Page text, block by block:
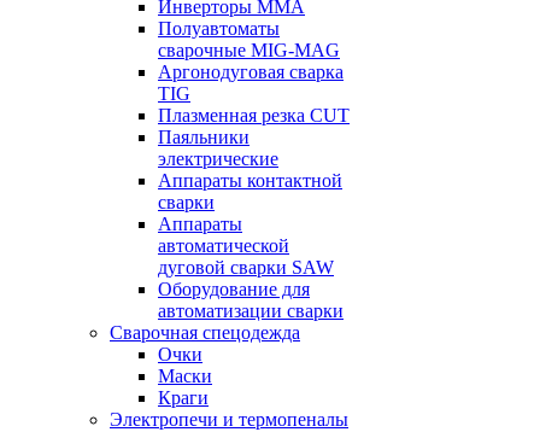
Инверторы ММА
Полуавтоматы
сварочные MIG-MAG
Аргонодуговая сварка
TIG
Плазменная резка CUT
Паяльники
электрические
Аппараты контактной
сварки
Аппараты
автоматической
дуговой сварки SAW
Оборудование для
автоматизации сварки
Сварочная спецодежда
Очки
Маски
Краги
Электропечи и термопеналы